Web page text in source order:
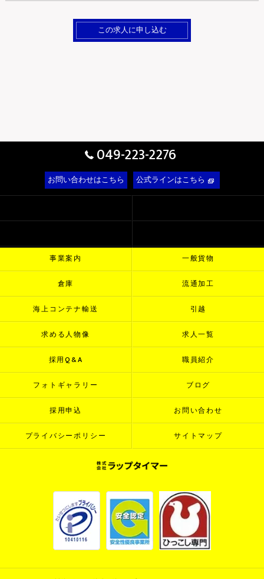
この求人に申し込む
049-223-2276
お問い合わせはこちら 公式ラインはこちら
事業案内 一般貨物
倉庫 流通加工
海上コンテナ輸送 引越
求める人物像 求人一覧
採用Q&A 職員紹介
フォトギャラリー ブログ
採用申込 お問い合わせ
プライバシーポリシー サイトマップ